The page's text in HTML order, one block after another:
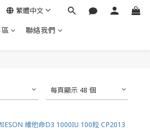
聯絡我們
繁體中文
每頁顯示 48 個